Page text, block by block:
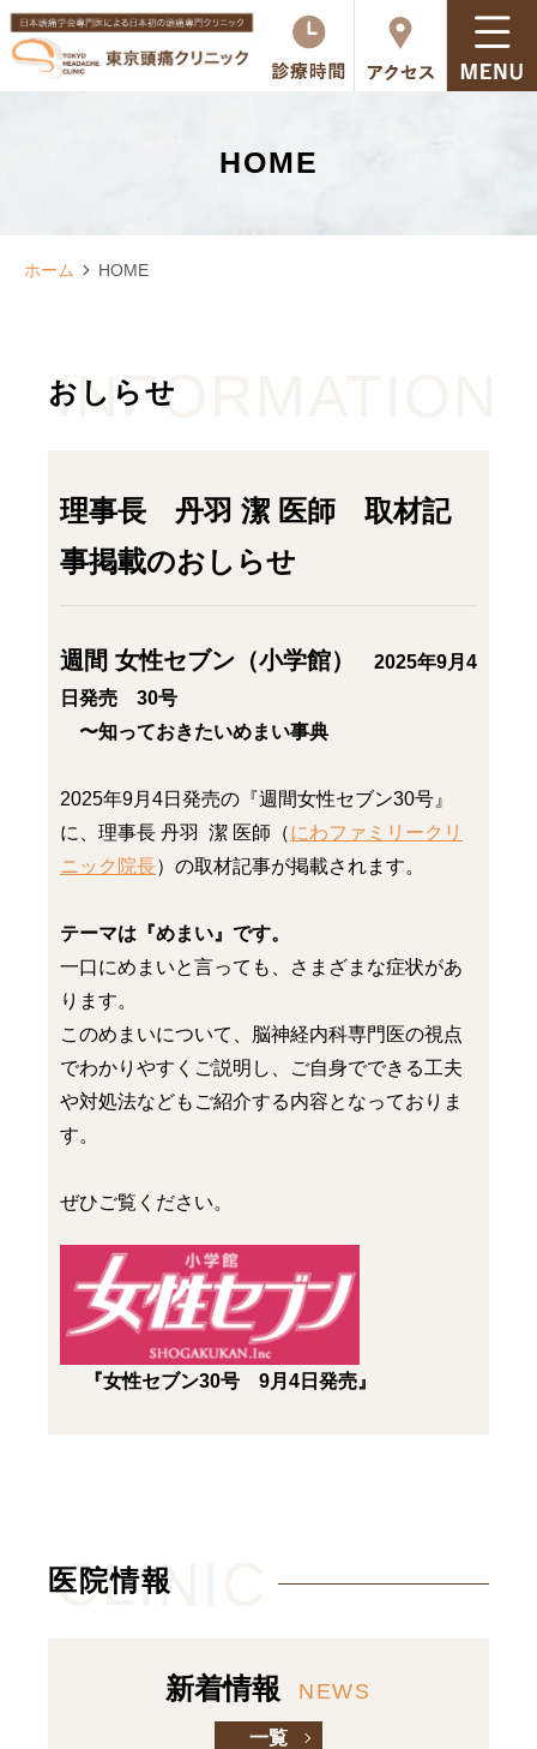
HOME
ホーム HOME
おしらせ
INFORMATION
理事長 丹羽 潔 医師 取材記
事掲載のおしらせ
週間 女性セブン（小学館）
2025年9月4
日発売 30号
〜知っておきたいめまい事典
2025年9月4日発売の『週間女性セブン30号』
に、理事長 丹羽 潔 医師（にわファミリークリ
ニック院長）の取材記事が掲載されます。
テーマは『めまい』です。
一口にめまいと言っても、さまざまな症状があ
ります。
このめまいについて、脳神経内科専門医の視点
でわかりやすくご説明し、ご自身でできる工夫
や対処法などもご紹介する内容となっておりま
す。
ぜひご覧ください。
『女性セブン30号 9月4日発売』
医院情報
CLINIC
新着情報 NEWS
一覧